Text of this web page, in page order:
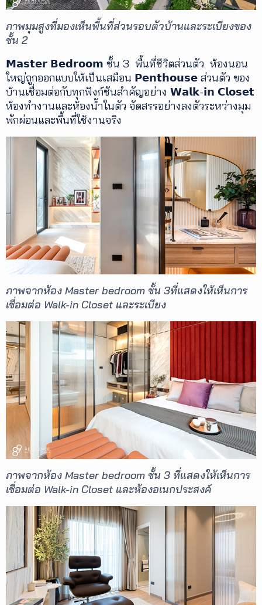
ภาพมุมสูงที่มองเห็นพื้นที่ส่วนรอบตัวบ้านและระเบียงของ
ชั้น 2
𝗠𝗮𝘀𝘁𝗲𝗿 𝗕𝗲𝗱𝗿𝗼𝗼𝗺 ชั้น 3 พื้นที่ชีวิตส่วนตัว ห้องนอน
ใหญ่ถูกออกแบบให้เป็นเสมือน 𝗣𝗲𝗻𝘁𝗵𝗼𝘂𝘀𝗲 ส่วนตัว ของ
บ้านเชื่อมต่อกับทุกฟังก์ชันสำคัญอย่าง 𝗪𝗮𝗹𝗸-𝗶𝗻 𝗖𝗹𝗼𝘀𝗲𝘁
ห้องทำงานและห้องน้ำในตัว จัดสรรอย่างลงตัวระหว่างมุม
พักผ่อนและพื้นที่ใช้งานจริง
ภาพจากห้อง Master bedroom ชั้น 3ที่แสดงให้เห็นการ
เชื่อมต่อ Walk-in Closet และระเบียง
ภาพจากห้อง Master bedroom ชั้น 3 ที่แสดงให้เห็นการ
เชื่อมต่อ Walk-in Closet และห้องอเนกประสงค์